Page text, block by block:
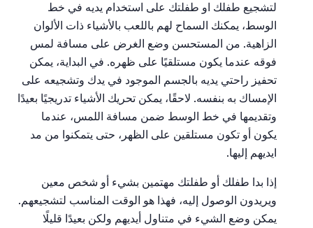
لتشجيع طفلك او طفلتك على استخدام يديه في خط
الوسط، يمكنك السماح لهم باللعب بالأشياء ذات الألوان
الزاهية. من المستحسن وضع الغرض على مسافة لمس
فوقه عندما يكون مستلقيًا على ظهره. في البداية، يمكن
تحفيز راحتي يديه بالجسم الموجود في يدك وتشجيعه على
الإمساك به بنفسه. لاحقًا، يمكن تحريك الأشياء تدريجيًا بعيدًا
وتقديمها في خط الوسط ضمن مسافة اللمس، عندما
يكون أو تكون مستلقين على الظهر، حتى يتمكنوا من مد
ايديهم إليها.
إذا بدا طفلك أو طفلتك مهتمين بشيء أو شخص معين
ويريدون الوصول إليه، فهذا هو الوقت المناسب لتشجيعهم.
يمكن وضع الشيء في متناول أيديهم ولكن بعيدًا قليلًا